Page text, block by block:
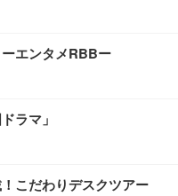
ーエンタメRBBー
ラマ」
こだわりデスクツアー